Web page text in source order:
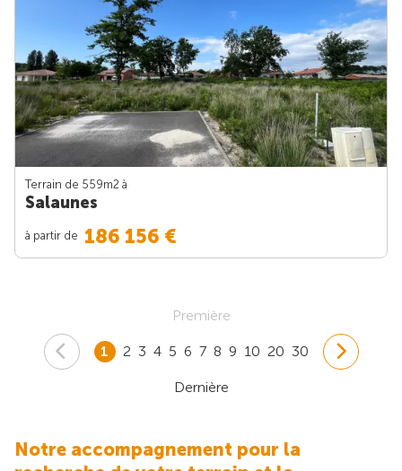
Terrain de 559m2 à
Salaunes
à partir de 186 156 €
Première
1 2 3 4 5 6 7 8 9 10 20 30
Dernière
Notre accompagnement pour la